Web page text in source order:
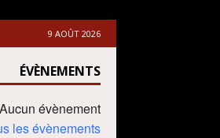
9 AOÛT 2026
ÉVÈNEMENTS
Aucun évènement
les évènements